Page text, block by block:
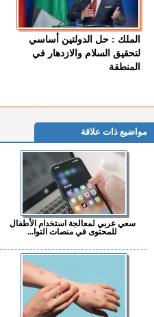
الملك : حل الدولتين أساسي
لتحقيق السلام والازدهار في
المنطقة
مواضيع ذات علاقة
سعي عربي لمعالجة استخدام الأطفال
للمحتوى في منصات التوا...